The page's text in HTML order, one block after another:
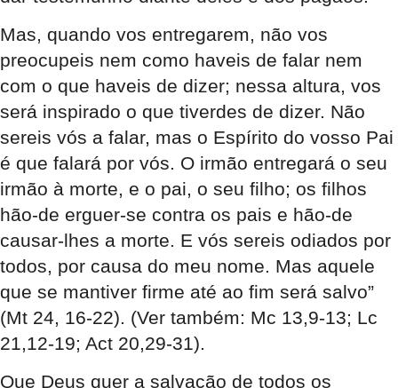
Mas, quando vos entregarem, não vos
preocupeis nem como haveis de falar nem
com o que haveis de dizer; nessa altura, vos
será inspirado o que tiverdes de dizer. Não
sereis vós a falar, mas o Espírito do vosso Pai
é que falará por vós. O irmão entregará o seu
irmão à morte, e o pai, o seu filho; os filhos
hão-de erguer-se contra os pais e hão-de
causar-lhes a morte. E vós sereis odiados por
todos, por causa do meu nome. Mas aquele
que se mantiver firme até ao fim será salvo”
(Mt 24, 16-22). (Ver também: Mc 13,9-13; Lc
21,12-19; Act 20,29-31).
Que Deus quer a salvação de todos os